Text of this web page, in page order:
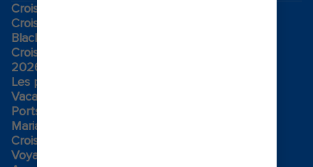
Croisières de dernière minute
Croisières de week-end
Black Friday et Cyber Monday
Croisières de vacances
2026-2027 croisières
Les plus grands navires de croisière
Vacances en famille
Ports de croisière à proximité
Mariages Royal
Croisières thématiques
Voyage de groupe​